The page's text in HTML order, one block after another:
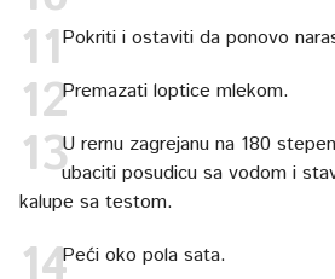
Pokriti i ostaviti da ponovo
Premazati loptice mlekom.
U rernu zagrejanu na 180
ubaciti posudicu sa vodom i
kalupe sa testom.
Peći oko pola sata.